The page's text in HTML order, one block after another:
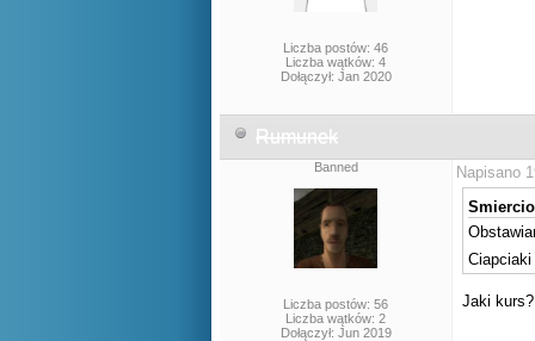
Liczba postów: 46
Liczba wątków: 4
Dołączył: Jan 2020
Rumunek
Banned
Liczba postów: 56
Liczba wątków: 2
Dołączył: Jun 2019
Napisano
Ciapciaki
Jaki